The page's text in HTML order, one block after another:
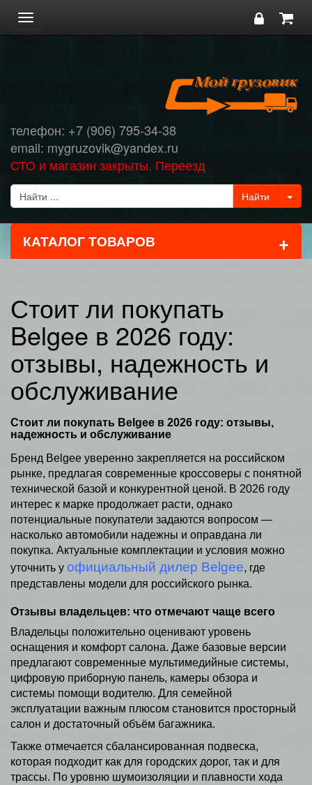
Toggle
navigation
телефон: +7 (906) 795-34-38
email: mygruzovik@yandex.ru
СТО и магазин закрыты. Переезд
КАТАЛОГ ТОВАРОВ +
Стоит ли покупать
Belgee в 2026 году:
отзывы, надежность и
обслуживание
Стоит ли покупать Belgee в 2026 году: отзывы,
надежность и обслуживание
Бренд Belgee уверенно закрепляется на российском
рынке, предлагая современные кроссоверы с понятной
технической базой и конкурентной ценой. В 2026 году
интерес к марке продолжает расти, однако
потенциальные покупатели задаются вопросом —
насколько автомобили надежны и оправдана ли
покупка. Актуальные комплектации и условия можно
уточнить у официальный дилер Belgee, где
представлены модели для российского рынка.
Отзывы владельцев: что отмечают чаще всего
Владельцы положительно оценивают уровень
оснащения и комфорт салона. Даже базовые версии
предлагают современные мультимедийные системы,
цифровую приборную панель, камеры обзора и
системы помощи водителю. Для семейной
эксплуатации важным плюсом становится просторный
салон и достаточный объём багажника.
Также отмечается сбалансированная подвеска,
которая подходит как для городских дорог, так и для
трассы. По уровню шумоизоляции и плавности хода